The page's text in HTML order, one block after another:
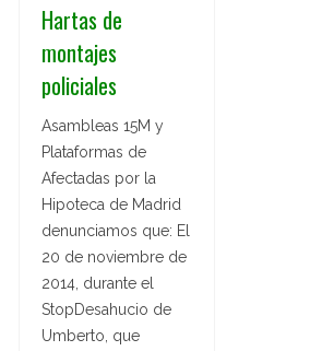
Hartas de
montajes
policiales
Asambleas 15M y
Plataformas de
Afectadas por la
Hipoteca de Madrid
denunciamos que: El
20 de noviembre de
2014, durante el
StopDesahucio de
Umberto, que